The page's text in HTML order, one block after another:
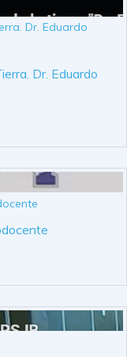
Dr. Eduardo